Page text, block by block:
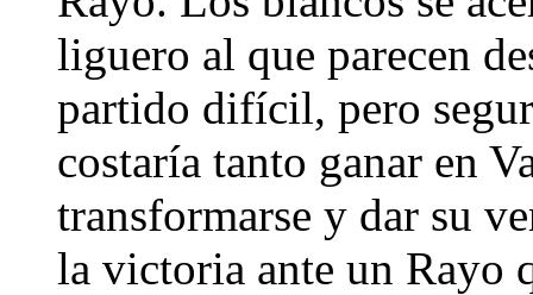
liguero al que parecen
partido difícil, pero
costaría tanto ganar en
transformarse y dar su
la victoria ante un Rayo